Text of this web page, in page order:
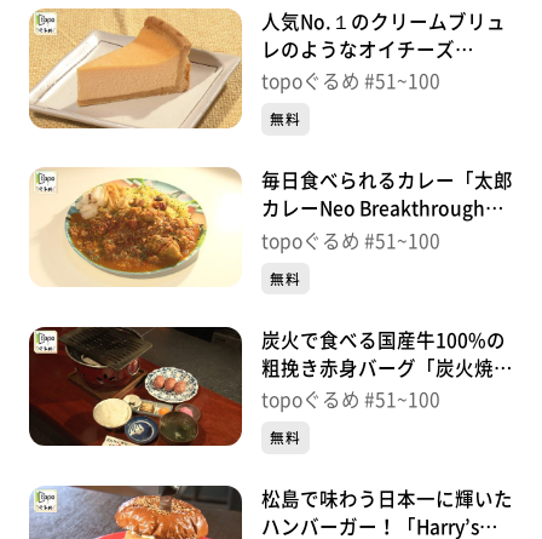
人気No.１のクリームブリュ
レのようなオイチーズ
「Oi!Cheese!」（泉区南中
topoぐるめ #51~100
無料
毎日食べられるカレー「太郎
カレーNeo Breakthrough
Sendai Café」（青葉区中
topoぐるめ #51~100
無料
炭火で食べる国産牛100%の
粗挽き赤身バーグ「炭火焼肉
福わらひ2」（青葉区春日
topoぐるめ #51~100
無料
松島で味わう日本一に輝いた
ハンバーガー！「Harry’s